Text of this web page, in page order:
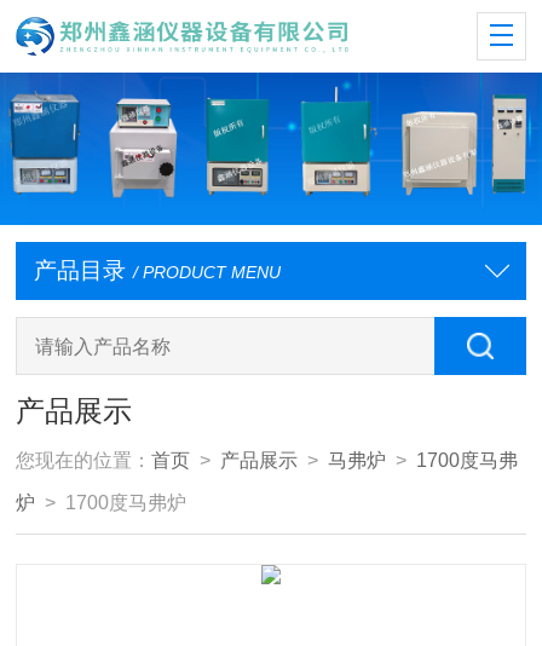
产品目录 / PRODUCT MENU
产品展示
您现在的位置：首页 > 产品展示 >马弗炉 > 1700度马弗
炉 > 1700度马弗炉